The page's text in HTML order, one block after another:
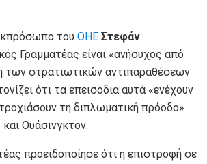
του ΟΗΕ Στεφάν
Γραμματέας είναι «ανήσυχος από
των στρατιωτικών αντιπαραθέσεων
ότι τα επεισόδια αυτά «ενέχουν
τη διπλωματική πρόοδο»
Ουάσινγκτον.
προειδοποίησε ότι η επιστροφή σε